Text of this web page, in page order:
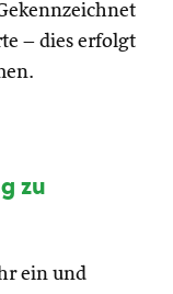
– dies erfolgt
zu
ein und